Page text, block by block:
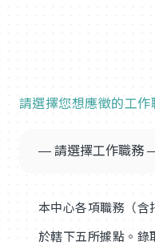
請選擇您想應徵的工作
本中心各項職務（含
於轄下五所據點。錄